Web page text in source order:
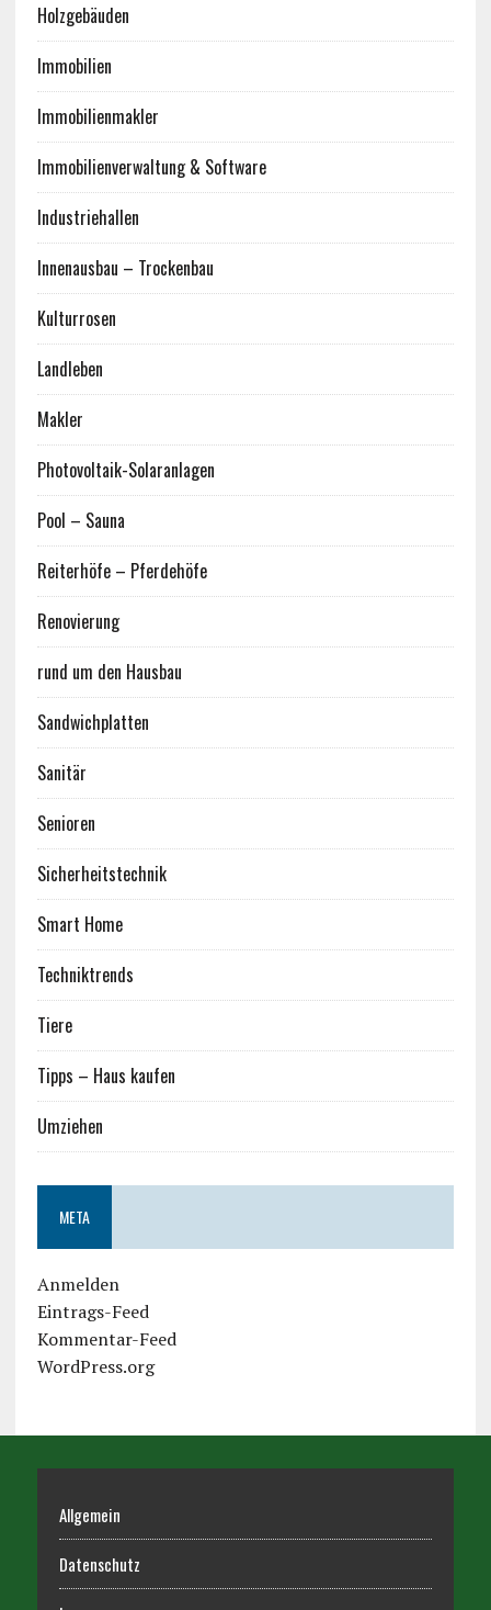
Holzgebäuden
Immobilien
Immobilienmakler
Immobilienverwaltung & Software
Industriehallen
Innenausbau – Trockenbau
Kulturrosen
Landleben
Makler
Photovoltaik-Solaranlagen
Pool – Sauna
Reiterhöfe – Pferdehöfe
Renovierung
rund um den Hausbau
Sandwichplatten
Sanitär
Senioren
Sicherheitstechnik
Smart Home
Techniktrends
Tiere
Tipps – Haus kaufen
Umziehen
META
Anmelden
Eintrags-Feed
Kommentar-Feed
WordPress.org
Allgemein
Datenschutz